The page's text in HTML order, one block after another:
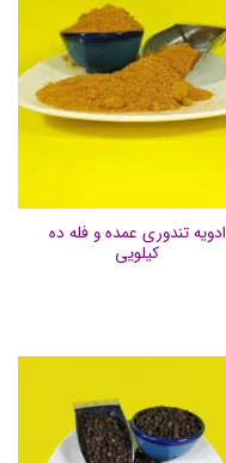
ادویه تندوری عمده و فله ده
کیلویی